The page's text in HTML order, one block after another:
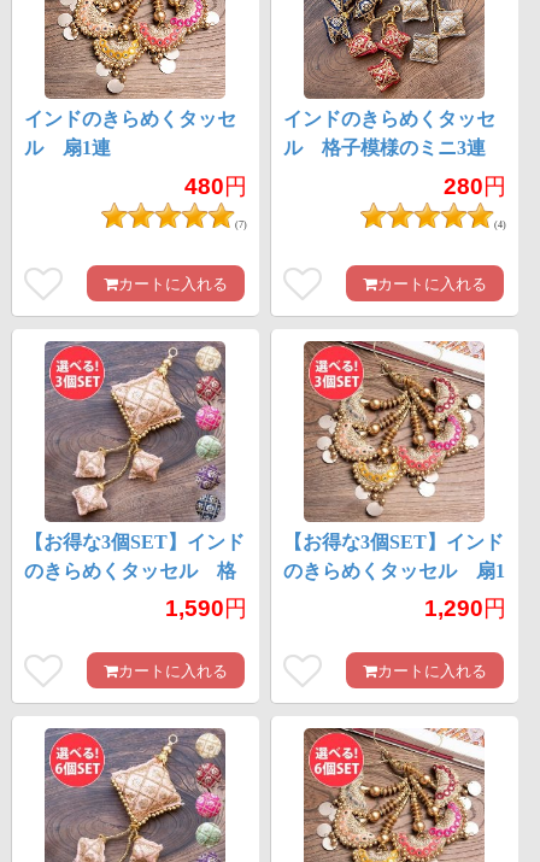
インドのきらめくタッセ
ル 扇1連
480円
(7)
カートに入れる
インドのきらめくタッセ
ル 格子模様のミニ3連
280円
(4)
カートに入れる
【お得な3個SET】インド
のきらめくタッセル 格
子模様と3つのタッセル
1,590円
カートに入れる
【お得な3個SET】インド
のきらめくタッセル 扇1
1,290円
カートに入れる